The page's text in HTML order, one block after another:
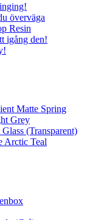
överväga
Resin
igång den!
Matte Spring
Grey
(Transparent)
Arctic Teal